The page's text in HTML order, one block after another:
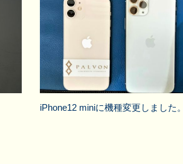
iPhone12 miniに機種変更しました。